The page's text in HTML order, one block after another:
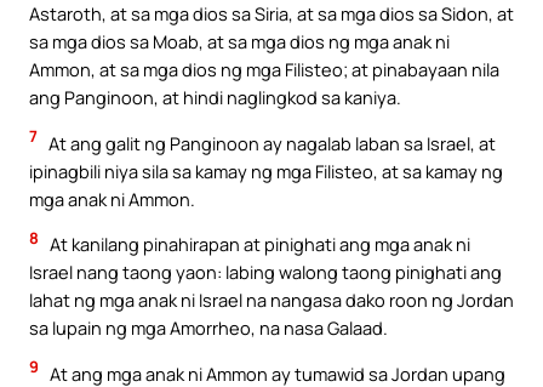
Astaroth, at sa mga dios sa Siria, at sa mga dios sa Sidon, at
sa mga dios sa Moab, at sa mga dios ng mga anak ni
Ammon, at sa mga dios ng mga Filisteo; at pinabayaan nila
ang Panginoon, at hindi naglingkod sa kaniya.
7 At ang galit ng Panginoon ay nagalab laban sa Israel, at
ipinagbili niya sila sa kamay ng mga Filisteo, at sa kamay ng
mga anak ni Ammon.
8 At kanilang pinahirapan at pinighati ang mga anak ni
Israel nang taong yaon: labing walong taong pinighati ang
lahat ng mga anak ni Israel na nangasa dako roon ng Jordan
sa lupain ng mga Amorrheo, na nasa Galaad.
9 At ang mga anak ni Ammon ay tumawid sa Jordan upang